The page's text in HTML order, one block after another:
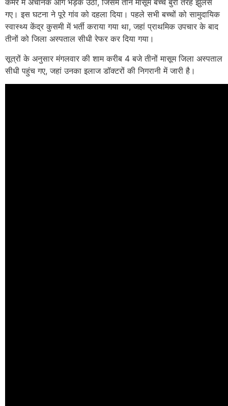
कमरे में अचानक आग भड़क उठी, जिसमें तीन मासूम बच्चे बुरी तरह झुलस
गए। इस घटना ने पूरे गांव को दहला दिया। पहले सभी बच्चों को सामुदायिक
स्वास्थ्य केंद्र कुसमी में भर्ती कराया गया था, जहां प्राथमिक उपचार के बाद
तीनों को जिला अस्पताल सीधी रेफर कर दिया गया।
सूत्रों के अनुसार मंगलवार की शाम करीब 4 बजे तीनों मासूम जिला अस्पताल
सीधी पहुंच गए, जहां उनका इलाज डॉक्टरों की निगरानी में जारी है।